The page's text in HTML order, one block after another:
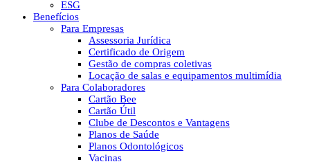
ESG
Benefícios
Para Empresas
Assessoria Jurídica
Certificado de Origem
Gestão de compras coletivas
Locação de salas e equipamentos multimídia
Para Colaboradores
Cartão Bee
Cartão Útil
Clube de Descontos e Vantagens
Planos de Saúde
Planos Odontológicos
Vacinas